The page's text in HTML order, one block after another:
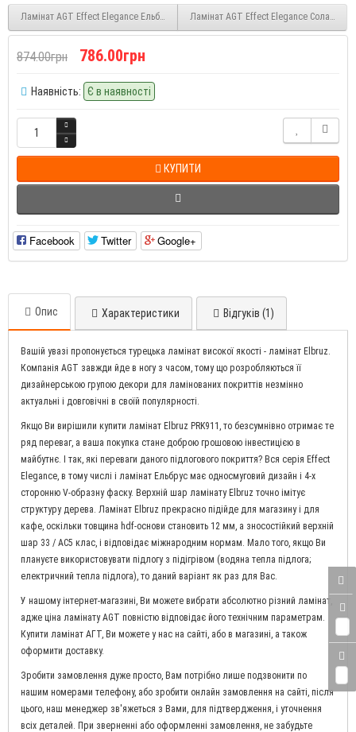
Ламінат AGT Effect Elegance Ельбрус (Elbruz PRK911) 8 мм 32 клас
Ламінат AGT Effect Elegance Соларо
874.00грн 786.00грн
Наявність: Є в наявності
КУПИТИ
Facebook Twitter Google+
Опис Характеристики Відгуків (1)
Вашій увазі пропонується турецька ламінат високої якості - ламінат Elbruz.
Компанія AGT завжди йде в ногу з часом, тому що розробляються її
дизайнерською групою декори для ламінованих покриттів незмінно
актуальні і довговічні в своїй популярності.
Якщо Ви вирішили купити ламінат Elbruz PRK911, то безсумнівно отримає те
ряд переваг, а ваша покупка стане доброю грошовою інвестицією в
майбутнє. І так, які переваги даного підлогового покриття? Вся серія Effect
Elegance, в тому числі і ламінат Ельбрус має односмуговий дизайн і 4-х
сторонню V-образну фаску. Верхній шар ламінату Elbruz точно імітує
структуру дерева. Ламінат Elbruz прекрасно підійде для магазину і для
кафе, оскільки товщина hdf-основи становить 12 мм, а зносостійкий верхній
шар 33 / AC5 клас, і відповідає міжнародним нормам. Мало того, якщо Ви
плануєте використовувати підлогу з підігрівом (водяна тепла підлога;
електричний тепла підлога), то даний варіант як раз для Вас.
У нашому інтернет-магазині, Ви можете вибрати абсолютно різний ламінат,
адже ціна ламінату AGT повністю відповідає його технічним параметрам.
Купити ламінат АГТ, Ви можете у нас на сайті, або в магазині, а також
оформити доставку.
Зробити замовлення дуже просто, Вам потрібно лише подзвонити по
нашим номерами телефону, або зробити онлайн замовлення на сайті, після
цього, наш менеджер зв'яжеться з Вами, для підтвердження, і уточнення
всіх деталей. При зверненні або оформленні замовлення, не забудьте